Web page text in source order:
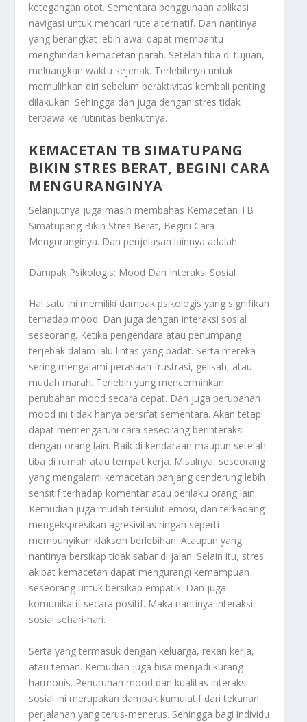
ketegangan otot. Sementara penggunaan aplikasi
navigasi untuk mencari rute alternatif. Dan nantinya
yang berangkat lebih awal dapat membantu
menghindari kemacetan parah. Setelah tiba di tujuan,
meluangkan waktu sejenak. Terlebihnya untuk
memulihkan diri sebelum beraktivitas kembali penting
dilakukan. Sehingga dan juga dengan stres tidak
terbawa ke rutinitas berikutnya.
KEMACETAN TB SIMATUPANG
BIKIN STRES BERAT, BEGINI CARA
MENGURANGINYA
Selanjutnya juga masih membahas Kemacetan TB
Simatupang Bikin Stres Berat, Begini Cara
Menguranginya. Dan penjelasan lainnya adalah:
Dampak Psikologis: Mood Dan Interaksi Sosial
Hal satu ini memiliki dampak psikologis yang signifikan
terhadap mood. Dan juga dengan interaksi sosial
seseorang. Ketika pengendara atau penumpang
terjebak dalam lalu lintas yang padat. Serta mereka
sering mengalami perasaan frustrasi, gelisah, atau
mudah marah. Terlebih yang mencerminkan
perubahan mood secara cepat. Dan juga perubahan
mood ini tidak hanya bersifat sementara. Akan tetapi
dapat memengaruhi cara seseorang berinteraksi
dengan orang lain. Baik di kendaraan maupun setelah
tiba di rumah atau tempat kerja. Misalnya, seseorang
yang mengalami kemacetan panjang cenderung lebih
sensitif terhadap komentar atau perilaku orang lain.
Kemudian juga mudah tersulut emosi, dan terkadang
mengekspresikan agresivitas ringan seperti
membunyikan klakson berlebihan. Ataupun yang
nantinya bersikap tidak sabar di jalan. Selain itu, stres
akibat kemacetan dapat mengurangi kemampuan
seseorang untuk bersikap empatik. Dan juga
komunikatif secara positif. Maka nantinya interaksi
sosial sehari-hari.
Serta yang termasuk dengan keluarga, rekan kerja,
atau teman. Kemudian juga bisa menjadi kurang
harmonis. Penurunan mood dan kualitas interaksi
sosial ini merupakan dampak kumulatif dari tekanan
perjalanan yang terus-menerus. Sehingga bagi individu